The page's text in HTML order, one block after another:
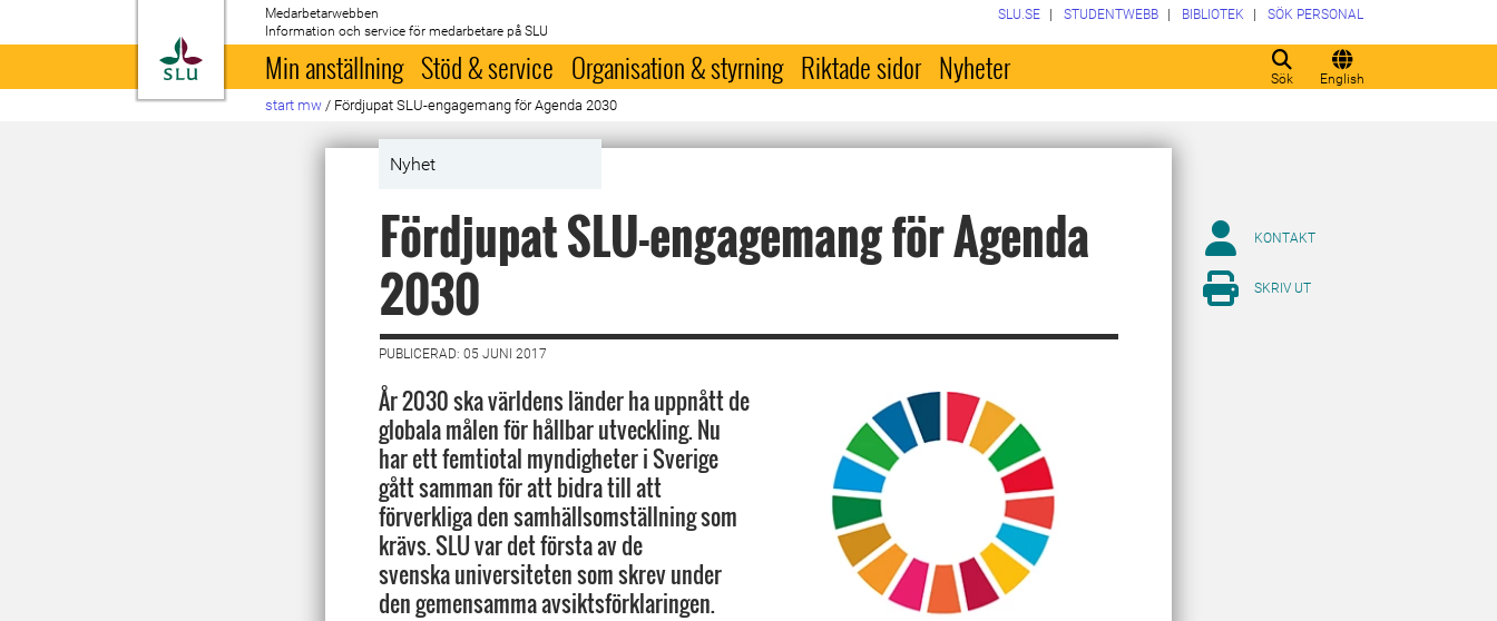
Till startsida
Medarbetarwebben
Information och service för medarbetare på SLU
Sök English
SLU.SE STUDENTWEBB BIBLIOTEK SÖK PERSONAL
Min anställning Stöd & service Organisation & styrning Riktade sidor Nyheter
start mw / Fördjupat SLU-engagemang för Agenda 2030
Nyhet
Fördjupat SLU-engagemang för Agenda
2030
PUBLICERAD: 05 JUNI 2017
År 2030 ska världens länder ha uppnått de
globala målen för hållbar utveckling. Nu
har ett femtiotal myndigheter i Sverige
gått samman för att bidra till att
förverkliga den samhällsomställning som
krävs. SLU var det första av de
svenska universiteten som skrev under
den gemensamma avsiktsförklaringen.
KONTAKT
SKRIV UT